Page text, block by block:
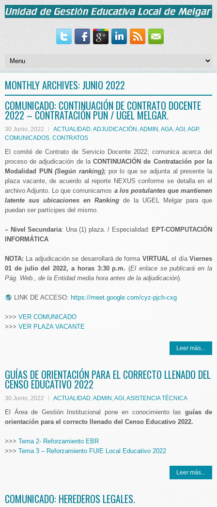
MONTHLY ARCHIVES:JUNIO 2022
COMUNICADO: CONTINUACIÓN DE CONTRATO DOCENTE
2022 – CONTRATACIÓN PUN / UGEL MELGAR.
30 Junio, 2022 ACTUALIDAD,ADJUDICACIÓN ,ADMIN ,AGA,AGI ,AGP,
COMUNICADOS, CONTRATOS
El comité de Contrato de Servicio Docente 2022; comunica acerca del
proceso de adjudicación de laCONTINUACIÓN de Contratación por la
Modalidad PUN(Según ranking);por lo que se adjunta al presente la
plaza vacante, de acuerdo al reporte NEXUS conforme se detalla en el
archivo Adjunto. Lo que comunicamos a los postulantes que mantienen
latente sus ubicaciones en Ranking de la UGEL Melgar para que
puedan ser partícipes del mismo.
– Nivel Secundaria: Una (1) plaza. / Especialidad: EPT-COMPUTACIÓN
INFORMÁTICA
NOTA: La adjudicación se desarrollará de forma VIRTUALel díaViernes
01 de julio del 2022, a horas 3:30 p.m.(El enlace se publicará en la
Pág. Web., de la Entidad media hora antes de la adjudicación).
LINK DE ACCESO: https://meet.google.com/cyz-pjch-cxg
>>> VER COMUNICADO
>>> VER PLAZA VACANTE
Leer más...
GUÍAS DE ORIENTACIÓN PARA EL CORRECTO LLENADO DEL
CENSO EDUCATIVO 2022
30 Junio, 2022 ACTUALIDAD,ADMIN ,AGI ,ASISTENCIA TÉCNICA
El Área de Gestión Institucional pone en conocimiento las guías de
orientación para el correcto llenado del Censo Educativo 2022.
>>> Tema 2- Reforzamiento EBR
>>> Tema 3 – Reforzamiento FUIE Local Educativo 2022
Leer más...
COMUNICADO: HEREDEROS LEGALES.